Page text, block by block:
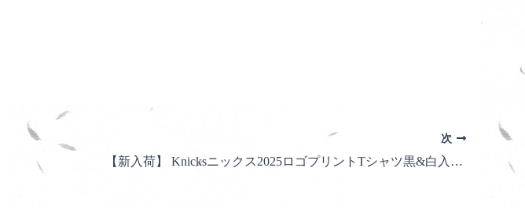
次
【新入荷】 Knicksニックス2025ロゴプリントTシャツ黒&白入荷中！各4950円＃今年もイケてます♪